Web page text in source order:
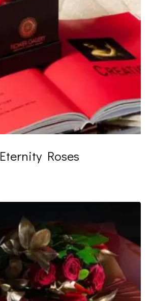
Eternity Roses